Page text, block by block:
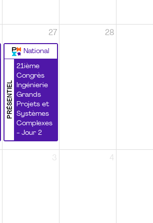
27
National
PRÉSENTIEL
21ième
Congrès
Ingénierie
Grands
Projets et
Systèmes
Complexes
- Jour 2
28
3 4